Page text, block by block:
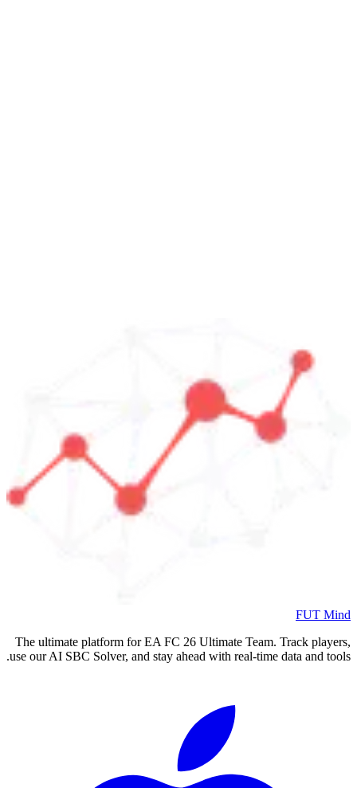
FUT Mind
The ultimate platform for EA FC 26 Ultimate Team. Track players,
use our AI SBC Solver, and stay ahead with real-time data and tools.